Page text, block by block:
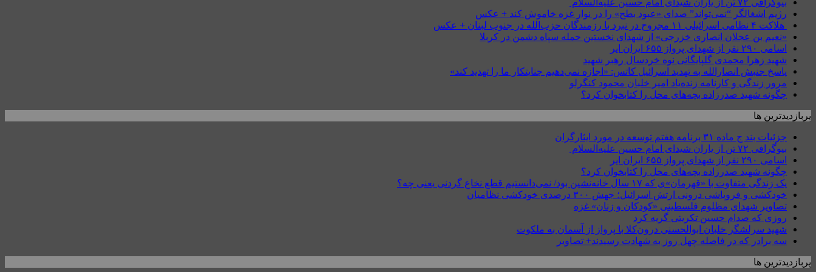
بیوگرافی ۷۲ تن از یاران شیدای امام حسین علیه‌السلام
رژیم اشغالگر “نمی‌تواند” صدای «عبود بطح» را در نوار غزه خاموش کند + عکس
هلاکت ۴ نظامی اسرائیلی ۱۱ مجروح در نبرد با رزمندگان حزب‌الله در جنوب لبنان + عکس
«نعیم بن عجلان انصاری خزرجی» از شهدای نخستین حمله سپاه دشمن در کربلا
اسامی ۲۹۰ نفر از شهدای پرواز ۶۵۵ ایران ایر
شهید زهرا محمدی گلپایگانی نوه خردسال رهبر شهید
پاسخ جنبش انصارالله به تهدید اسرائیل کاتس: «اجازه نمی‌دهیم جنایتکار ما را تهدید کند»
مرور زندگی و کارنامه زنده‌یاد امیر خلبان محمود کنگرلو
چگونه شهید صدرزاده بچه‌های محل را کتابخوان کرد؟
پربازدیدترین ها
جزئیات بند ج ماده ۳۱ برنامه هفتم توسعه در مورد ایثارگران
بیوگرافی ۷۲ تن از یاران شیدای امام حسین علیه‌السلام
اسامی ۲۹۰ نفر از شهدای پرواز ۶۵۵ ایران ایر
چگونه شهید صدرزاده بچه‌های محل را کتابخوان کرد؟
یک زندگی متفاوت با «قهرمان»ی که ۱۷ سال خانه‌نشین بود/ نمی‌دانستیم قطع نخاع گردنی یعنی چه؟
خودکشی و فروپاشی درونی ارتش اسرائیل؛ جهش ۳۰۰ درصدی خودکشی نظامیان
تصاویر شهدای مظلوم فلسطینی «کودکان و زنان» غزه
روزی که صدام حسین تکریتی گریه کرد
شهید سرلشگر خلبان ابوالحسنی درون‌کلا با پرواز از آسمان به ملکوت
سه برادر که در فاصله چهل روز به شهادت رسیدند+ تصاویر
پربازدیدترین ها